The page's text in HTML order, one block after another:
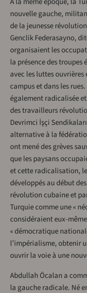
nouvelle gauche,
de la jeunesse
Genclik Federasayno,
organisaient les
la présence des
avec les luttes
campus et dans les
également radicalisée
des travailleurs
Devrimci İşçi
alternative à la
ont mené des grèves
que les paysans
et cette radicalisation,
développés au début
révolution cubaine et
Turquie comme une «
considéraient eux-
« démocratique
l’impérialisme, obtenir
ouvrir la voie à une
Abdullah Öcalan a
la gauche radicale. Né